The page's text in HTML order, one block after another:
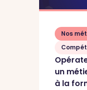
Nos
un
à la